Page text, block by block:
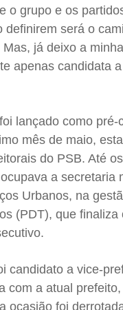
o grupo e os
definirem será o
já deixo a
apenas candidata a
lançado como pré-
mês de maio,
do PSB. Até
a secretaria
Urbanos, na
(PDT), que finaliza
candidato a vice-
com a atual
ocasião foi